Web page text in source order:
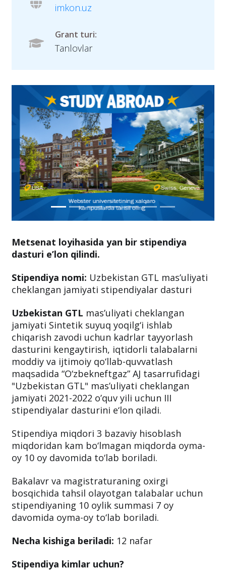
imkon.uz
Grant turi:
Tanlovlar
Metsenat loyihasida yan bir stipendiya
dasturi e’lon qilindi.
Stipendiya nomi: Uzbekistan GTL mas’uliyati
cheklangan jamiyati stipendiyalar dasturi
Uzbekistan GTL mas’uliyati cheklangan
jamiyati Sintetik suyuq yoqilg‘i ishlab
chiqarish zavodi uchun kadrlar tayyorlash
dasturini kengaytirish, iqtidorli talabalarni
moddiy va ijtimoiy qo‘llab-quvvatlash
maqsadida “O‘zbekneftgaz” AJ tasarrufidagi
"Uzbekistan GTL" mas’uliyati cheklangan
jamiyati 2021-2022 oʼquv yili uchun III
stipendiyalar dasturini e‘lon qiladi.
Stipendiya miqdori 3 bazaviy hisoblash
miqdoridan kam bo‘lmagan miqdorda oyma-
oy 10 oy davomida to‘lab boriladi.
Bakalavr va magistraturaning oxirgi
bosqichida tahsil olayotgan talabalar uchun
stipendiyaning 10 oylik summasi 7 oy
davomida oyma-oy to‘lab boriladi.
Necha kishiga beriladi: 12 nafar
Stipendiya kimlar uchun?